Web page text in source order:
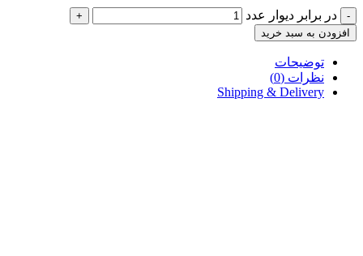
- در برابر دیوار عدد
+
افزودن به سبد خرید
توضیحات
نظرات (0)
Shipping & Delivery